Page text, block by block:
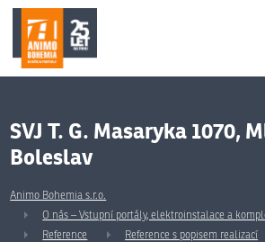
SVJ T. G. Masaryka 1070,
Boleslav
Animo Bohemia s.r.o.
O nás – Vstupní portály, elektroinstalace a
Reference
Reference s popisem realizací